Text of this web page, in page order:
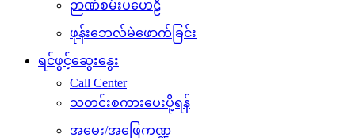
ဉာဏ်စမ်းပဟေဠိ
ဖုန်းဘေလ်မဲဖောက်ခြင်း
ရင်ဖွင့်ဆွေးနွေး
Call Center
သတင်းစကားပေးပို့ရန်
အမေး/အဖြေကဏ္ဍ